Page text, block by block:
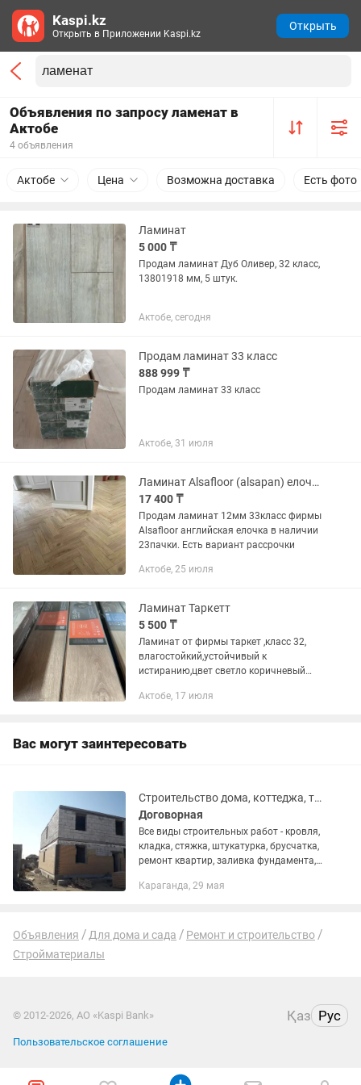
Объявления по запросу ламенат в
Актобе
4 объявления
Актобе Цена Возможна доставка Есть фото
Ламинат
5 000 ₸
Продам ламинат Дуб Оливер, 32 класс,
13801918 мм, 5 штук.
Актобе, сегодня
Продам ламинат 33 класс
888 999 ₸
Продам ламинат 33 класс
Актобе, 31 июля
Ламинат Alsafloor (alsapan) елочка
17 400 ₸
Продам ламинат 12мм 33класс фирмы
Alsafloor английская елочка в наличии
23пачки. Есть вариант рассрочки
Актобе, 25 июля
Ламинат Таркетт
5 500 ₸
Ламинат от фирмы таркет ,класс 32,
влагостойкий,устойчивый к
истиранию,цвет светло коричневый
20,05кв м отдам по 5500 за кв
Актобе, 17 июля
Вас могут заинтересовать
Строительство дома, коттеджа, таунхауса,ремонт под ключ, по дизайн проекту
Договорная
Все виды строительных работ - кровля,
кладка, стяжка, штукатурка, брусчатка,
ремонт квартир, заливка фундамента,
сложности, современным дизайном,
Караганда, 29 мая
Объявления Для дома и сада
Ремонт и строительство
Стройматериалы
© 2012-2026, АО «Kaspi Bank» Қаз Рус
Пользовательское соглашение
Kaspi.kz
Открыть в Приложении Kaspi.kz
Открыть